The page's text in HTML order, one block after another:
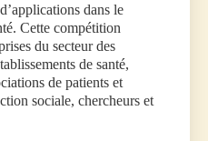
dans le
Cette compétition
du secteur des
de santé,
de patients et
sociale, chercheurs et